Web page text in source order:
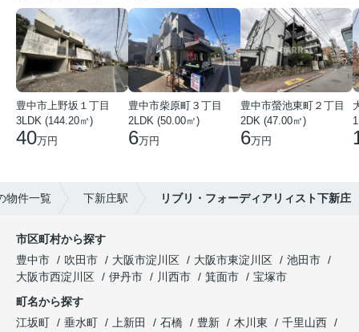
豊中市上野坂１丁目
3LDK (144.20㎡)
40万円
豊中市柴原町３丁目
2LDK (50.00㎡)
6万円
豊中市螢池東町２丁目
2DK (47.00㎡)
6万円
物件一覧 下新庄駅 リブリ・フォーディアリィスト下新庄
市区町村から探す
豊中市
吹田市 大阪市淀川区 大阪市東淀川区
池田市
大阪市西淀川区
伊丹市 川西市 箕面市
宝塚市
町名から探す
江坂町
垂水町 上新田 石橋 豊新 木川東
千里山西